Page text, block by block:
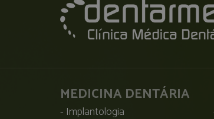
MEDICINA DENTÁRIA
Implantologia